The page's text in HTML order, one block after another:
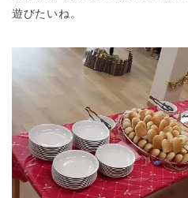
遊びたいね。